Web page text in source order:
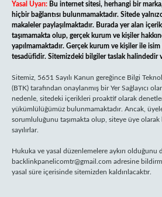
Yasal Uyarı: Bu internet sitesi, herhangi bir
hiçbir bağlantısı bulunmamaktadır. Sitede
makaleler paylaşılmaktadır. Burada yer alan
taşımamakta olup, gerçek kurum ve kişiler
yapılmamaktadır. Gerçek kurum ve kişiler ile
tesadüfidir. Sitemizdeki bilgiler taslak halindedir
Sitemiz, 5651 Sayılı Kanun gereğince Bilgi
(BTK) tarafından onaylanmış bir Yer Sağlayıcı
nedenle, sitedeki içerikleri proaktif olarak
yükümlülüğümüz bulunmamaktadır. Ancak,
sorumluluğunu taşımakta olup, siteye üye
sayılırlar.
Hukuka ve yasal düzenlemelere aykırı olduğunu
backlinkpanelicomtr@gmail.com adresine
yasal süre içerisinde sitemizden kaldırılacaktır.